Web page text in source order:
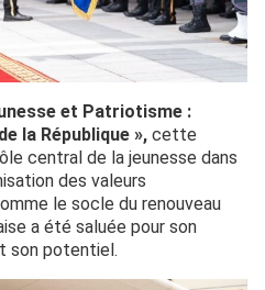
et Patriotisme :
la République », cette
central de la jeunesse dans
des valeurs
le socle du renouveau
a été saluée pour son
son potentiel.